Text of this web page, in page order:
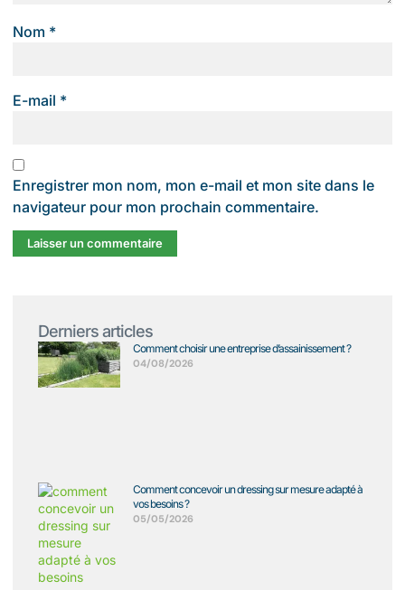
Nom *
E-mail *
Enregistrer mon nom, mon e-mail et mon site dans le
navigateur pour mon prochain commentaire.
Derniers articles
Comment choisir une entreprise d’assainissement ?
04/08/2026
Comment concevoir un dressing sur mesure adapté à
vos besoins ?
05/05/2026